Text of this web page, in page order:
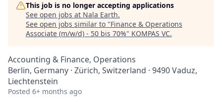
This job is no longer accepting applications
See open jobs at Nala Earth.
See open jobs similar to "Finance & Operations
Associate (m/w/d) - 50 bis 70%" KOMPAS VC.
Accounting & Finance, Operations
Berlin, Germany · Zürich, Switzerland · 9490 Vaduz,
Liechtenstein
Posted 6+ months ago